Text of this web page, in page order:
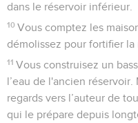
dans le réservoir inférieur.
10 Vous comptez les
démolissez pour fortifier la
11 Vous construisez un
l’eau de l'ancien
regards vers l’auteur de
qui le prépare depuis